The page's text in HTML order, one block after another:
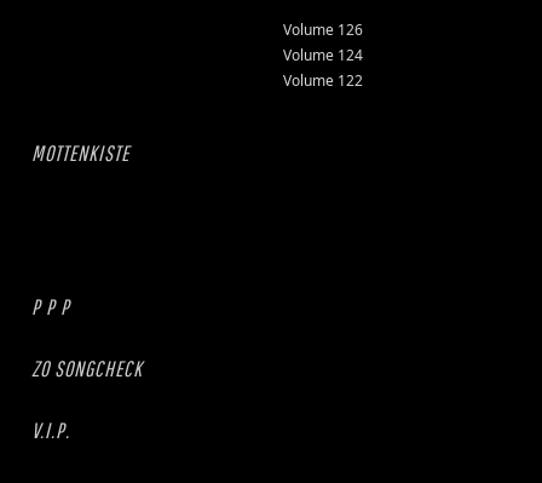
Volume 126
Volume 124
Volume 122
MOTTENKISTE
P P P
ZO SONGCHECK
V.I.P.